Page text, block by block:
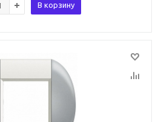
В корзину